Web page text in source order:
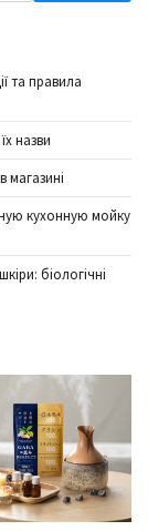
та правила
назви
магазині
кухонную мойку
біологічні